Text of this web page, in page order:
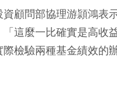
顧問部協理游頴鴻表
這麼一比確實是高收
檢驗兩種基金績效的